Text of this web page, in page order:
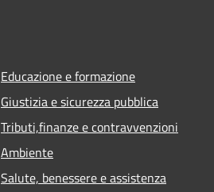
Educazione e formazione
Giustizia e sicurezza pubblica
Tributi,finanze e contravvenzioni
Ambiente
Salute, benessere e assistenza